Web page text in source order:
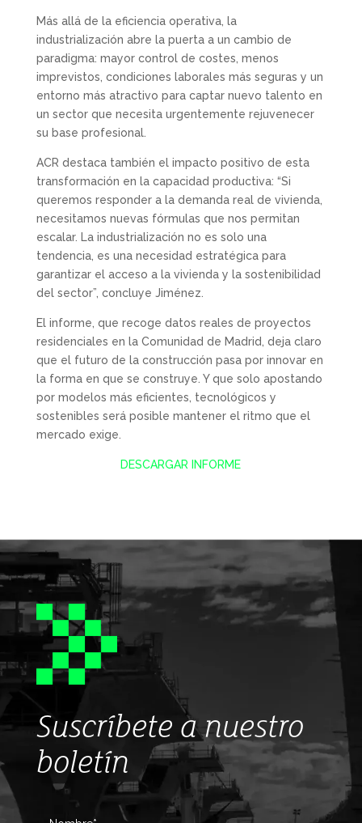
Más allá de la eficiencia operativa, la
industrialización abre la puerta a un cambio de
paradigma: mayor control de costes, menos
imprevistos, condiciones laborales más seguras y un
entorno más atractivo para captar nuevo talento en
un sector que necesita urgentemente rejuvenecer
su base profesional.
ACR destaca también el impacto positivo de esta
transformación en la capacidad productiva: “Si
queremos responder a la demanda real de vivienda,
necesitamos nuevas fórmulas que nos permitan
escalar. La industrialización no es solo una
tendencia, es una necesidad estratégica para
garantizar el acceso a la vivienda y la sostenibilidad
del sector”, concluye Jiménez.
El informe, que recoge datos reales de proyectos
residenciales en la Comunidad de Madrid, deja claro
que el futuro de la construcción pasa por innovar en
la forma en que se construye. Y que solo apostando
por modelos más eficientes, tecnológicos y
sostenibles será posible mantener el ritmo que el
mercado exige.
DESCARGAR INFORME
Suscríbete a nuestro
boletín